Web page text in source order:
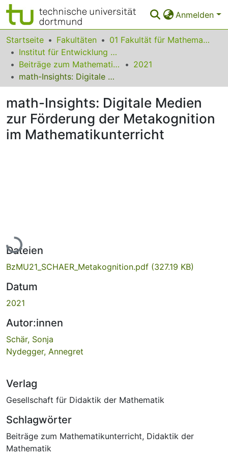
Anmelden
Bereiche & Sammlungen
Das gesamte Repositorium
Statistiken
FAQ
Leitlinien
Zurück zur Startseite
Startseite Fakultäten
01 Fakultät für Mathematik
Institut für Entwicklung und Erforschung des Mathematikunterrichts
Beiträge zum Mathematikunterricht
2021
math-Insights: Digitale Medien zur Förderung der Metakognition im Mathematikunterricht
math-Insights: Digitale Medien
zur Förderung der Metakognition
im Mathematikunterricht
Lade...
Dateien
BzMU21_SCHAER_Metakognition.pdf (327.19 KB)
Datum
2021
Autor:innen
Schär, Sonja
Nydegger, Annegret
Verlag
Gesellschaft für Didaktik der Mathematik
Schlagwörter
Beiträge zum Mathematikunterricht, Didaktik der
Mathematik